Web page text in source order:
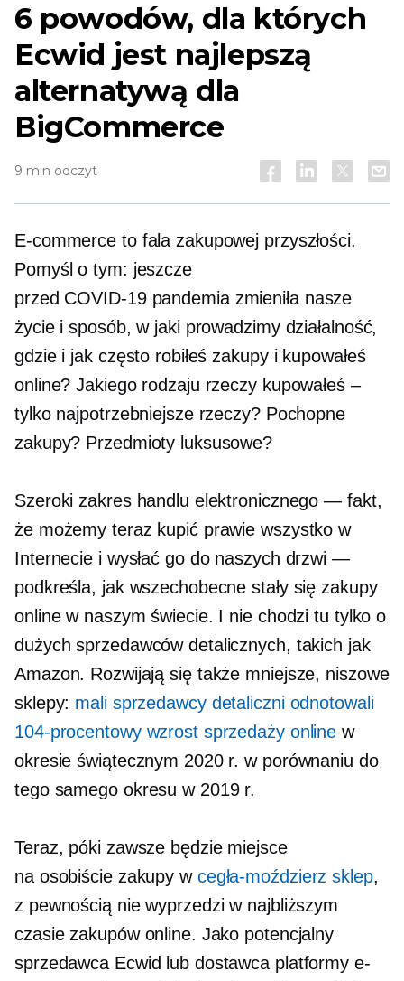
6 powodów, dla których
Ecwid jest najlepszą
alternatywą dla
BigCommerce
9 min odczyt
E-commerce to fala zakupowej przyszłości.
Pomyśl o tym: jeszcze
przed COVID-19pandemia zmieniła nasze
życie i sposób, w jaki prowadzimy działalność,
gdzie i jak często robiłeś zakupy i kupowałeś
online? Jakiego rodzaju rzeczy kupowałeś –
tylko najpotrzebniejsze rzeczy? Pochopne
zakupy? Przedmioty luksusowe?
Szeroki zakres handlu elektronicznego — fakt,
że możemy teraz kupić prawie wszystko w
Internecie i wysłać go do naszych drzwi —
podkreśla, jak wszechobecne stały się zakupy
online w naszym świecie. I nie chodzi tu tylko o
dużych sprzedawców detalicznych, takich jak
Amazon. Rozwijają się także mniejsze, niszowe
sklepy: mali sprzedawcy detaliczni odnotowali
104-procentowy wzrost sprzedaży online w
okresie świątecznym 2020 r. w porównaniu do
tego samego okresu w 2019 r.
Teraz, póki zawsze będzie miejsce
na osobiściezakupy w cegła-moździerz sklep,
z pewnością nie wyprzedzi w najbliższym
czasie zakupów online. Jako potencjalny
sprzedawca Ecwid lub dostawca platformy e-